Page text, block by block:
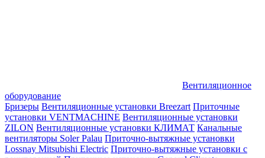
Вентиляционное
оборудование
Бризеры Вентиляционные установки Breezart Приточные
установки VENTMACHINE Вентиляционные установки
ZILON Вентиляционные установки КЛИМАТ Канальные
вентиляторы Soler Palau Приточно-вытяжные установки
Lossnay Mitsubishi Electric Приточно-вытяжные установки с